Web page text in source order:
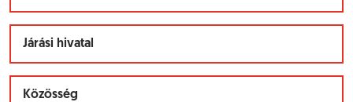
Járási hivatal
Közösség